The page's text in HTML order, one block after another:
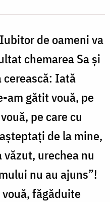
de oameni va
chemarea Sa şi
cerească: Iată
am gătit vouă, pe
pe care cu
de la mine,
văzut, urechea nu
nu au ajuns”!
făgăduite